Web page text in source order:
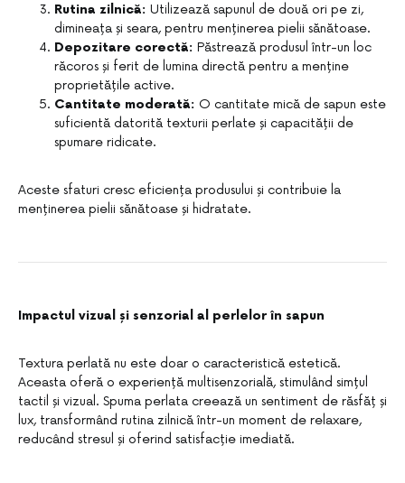
Rutina zilnică: Utilizează sapunul de două ori pe zi,
dimineața și seara, pentru menținerea pielii sănătoase.
Depozitare corectă: Păstrează produsul într-un loc
răcoros și ferit de lumina directă pentru a menține
proprietățile active.
Cantitate moderată: O cantitate mică de sapun este
suficientă datorită texturii perlate și capacității de
spumare ridicate.
Aceste sfaturi cresc eficiența produsului și contribuie la
menținerea pielii sănătoase și hidratate.
Impactul vizual și senzorial al perlelor în sapun
Textura perlată nu este doar o caracteristică estetică.
Aceasta oferă o experiență multisenzorială, stimulând simțul
tactil și vizual. Spuma perlata creează un sentiment de răsfăț și
lux, transformând rutina zilnică într-un moment de relaxare,
reducând stresul și oferind satisfacție imediată.